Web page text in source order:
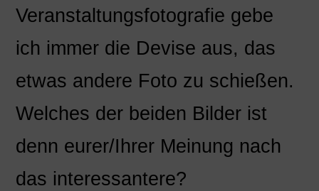
Veranstaltungsfotografie gebe
ich immer die Devise aus, das
etwas andere Foto zu schießen.
Welches der beiden Bilder ist
denn eurer/Ihrer Meinung nach
das interessantere?